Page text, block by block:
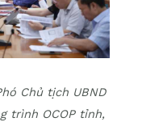
Chủ tịch UBND
trình OCOP tỉnh,